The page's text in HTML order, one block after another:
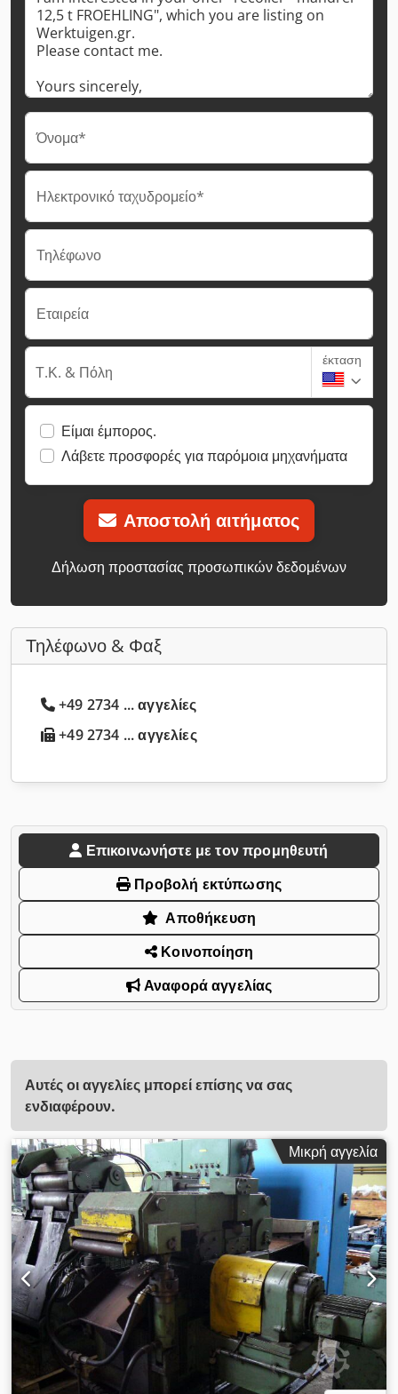
Όνομα*
Ηλεκτρονικό ταχυδρομείο*
Τηλέφωνο
Εταιρεία
Τ.Κ. & Πόλη
έκταση
Είμαι έμπορος.
Λάβετε προσφορές για παρόμοια μηχανήματα
Αποστολή αιτήματος
Δήλωση προστασίας προσωπικών δεδομένων
Τηλέφωνο & Φαξ
+49 2734 ... αγγελίες
+49 2734 ... αγγελίες
Επικοινωνήστε με τον προμηθευτή
Προβολή εκτύπωσης
Αποθήκευση
Κοινοποίηση
Αναφορά αγγελίας
Αυτές οι αγγελίες μπορεί επίσης να σας
ενδιαφέρουν.
Μικρή αγγελία